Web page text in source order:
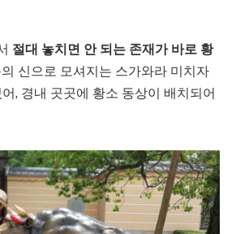
절대 놓치면 안 되는 존재가 바로 황
신으로 모셔지는 스가와라 미치자
, 경내 곳곳에 황소 동상이 배치되어